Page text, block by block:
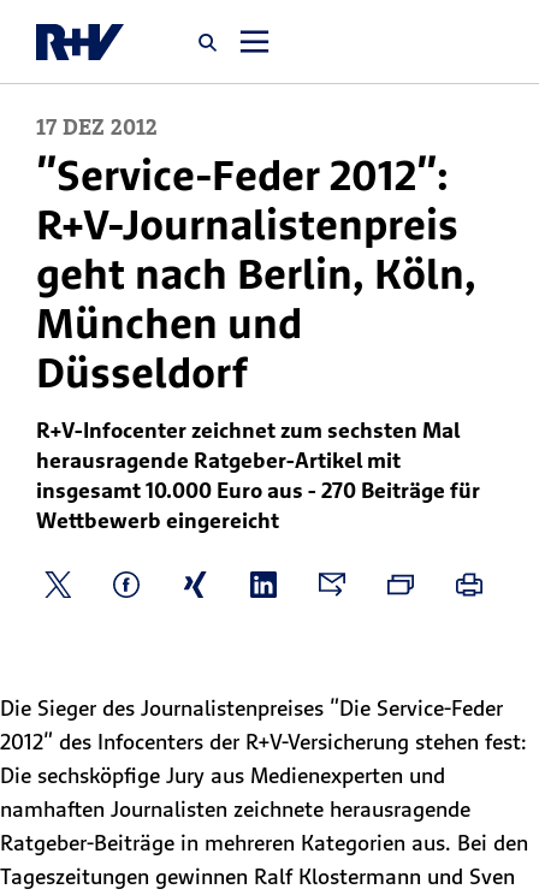
Startseite
Newsroom
Über uns
Karriere
17 DEZ 2012
"Service-Feder 2012":
R+V-Journalistenpreis
geht nach Berlin, Köln,
München und
Düsseldorf
R+V-Infocenter zeichnet zum sechsten Mal
herausragende Ratgeber-Artikel mit
insgesamt 10.000 Euro aus - 270 Beiträge für
Wettbewerb eingereicht
Die Sieger des Journalistenpreises "Die Service-Feder
2012" des Infocenters der R+V-Versicherung stehen fest:
Die sechsköpfige Jury aus Medienexperten und
namhaften Journalisten zeichnete herausragende
Ratgeber-Beiträge in mehreren Kategorien aus. Bei den
Tageszeitungen gewinnen Ralf Klostermann und Sven